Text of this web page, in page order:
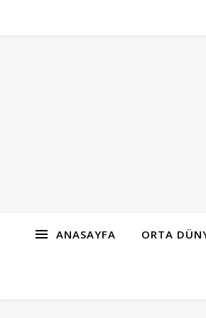
ANASAYFA ORTA